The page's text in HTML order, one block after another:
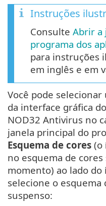
Instruções
Consulte Abrir a
programa dos
para instruções
em inglês e em
Você pode
da interface gráfica
NOD32 Antivirus no
janela principal do
Esquema de cores (o
no esquema de
momento) ao lado do
selecione o esquema
suspenso: